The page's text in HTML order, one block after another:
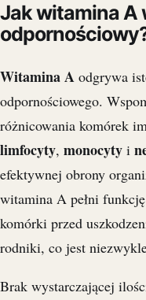
Jak witamina A
Witamina A odgrywa
odpornościowego.
różnicowania komórek
limfocyty, monocyty i
efektywnej obrony
witamina A pełni funkcję
komórki przed
rodniki, co jest
Brak wystarczającej